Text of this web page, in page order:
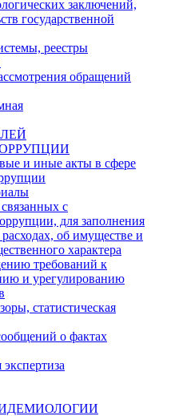
заключений,
государственной
реестры
обращений
и иные акты в сфере
с
для заполнения
об имуществе и
характера
требований к
и урегулированию
статистическая
о фактах